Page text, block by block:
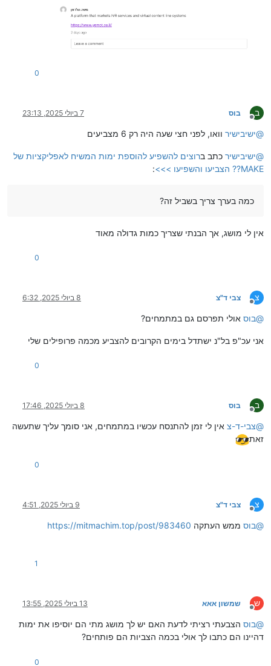
0
ב
מנותק
בוס 7 ביולי 2025, 23:13
@ישיבישיר וואו, לפני חצי שעה היה רק 6 מצביעים
@ישיבישיר כתב ברוצים להשפיע להוספת ימות המשיח לאפליקציות של
MAKE?? הצביעו והשפיעו >>>
:
כמה בערך צריך בשביל זה?
אין לי מושג, אך הבנתי שצריך כמות גדולה מאוד
0
צ
מנותק
צבי ד"צ 8 ביולי 2025, 6:32
@בוס אולי תפרסם גם במתמחים?
אני עכ"פ בל"נ ישתדל בימים הקרובים להצביע מכמה פרופילים שלי
0
ב
מנותק
בוס 8 ביולי 2025, 17:46
@צבי-ד-צ אין לי זמן להתנסח עכשיו במתמחים, אני סומך עליך שתעשה
זאת
0
צ
מנותק
צבי ד"צ 9 ביולי 2025, 4:51
@בוס ממש העתקה https://mitmachim.top/post/983460
1
ש
מנותק
שמשון אאא 13 ביולי 2025, 13:55
@בוס הצבעתי רציתי לדעת האם יש לך מושג מתי הם יוסיפו את ימות
דהיינו הם כתבו לך אולי בכמה הצביות הם פותחים?
0